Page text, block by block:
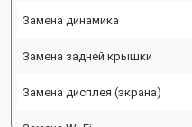
Замена динамика
Замена задней крышки
Замена дисплея (экрана)